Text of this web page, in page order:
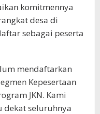
komitmennya
desa di
sebagai peserta
mendaftarkan
Kepesertaan
JKN. Kami
dekat seluruhnya